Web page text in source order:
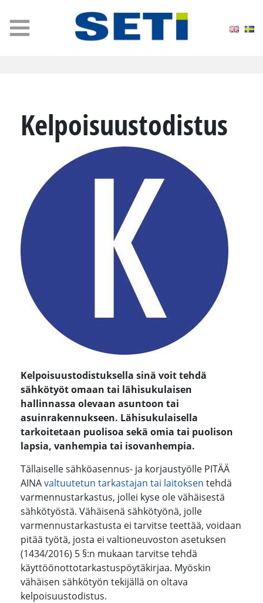
MENU
Kel­poi­suus­to­dis­tus
Kelpoisuustodistuksella sinä voit tehdä
sähkötyöt omaan tai lähisukulaisen
hallinnassa olevaan asuntoon tai
asuinrakennukseen. Lähisukulaisella
tarkoitetaan puolisoa sekä omia tai puolison
lapsia, vanhempia tai isovanhempia.
Tällaiselle sähköasennus- ja korjaustyölle PITÄÄ
AINAvaltuutetun tarkastajan tai laitoksen tehdä
varmennustarkastus, jollei kyse ole vähäisestä
sähkötyöstä. Vähäisenä sähkötyönä, jolle
varmennustarkastusta ei tarvitse teettää, voidaan
pitää työtä, josta ei valtioneuvoston asetuksen
(1434/2016) 5 §:n mukaan tarvitse tehdä
käyttöönottotarkastuspöytäkirjaa. Myöskin
vähäisen sähkötyön tekijällä on oltava
kelpoisuustodistus.